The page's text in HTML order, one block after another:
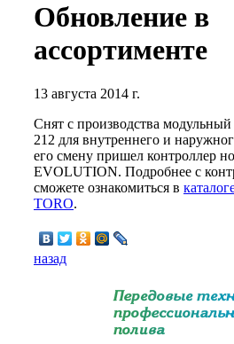
Обновление в
ассортименте
13 августа 2014 г.
Снят с производства
212 для внутреннего и
его смену пришел контроллер
EVOLUTION. Подробнее с
сможете ознакомиться в
TORO.
назад